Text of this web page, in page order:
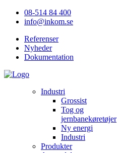
08-514 84 400
info@inkom.se
Referenser
Nyheder
Dokumentation
Industri
Grossist
Tog og
jernbanekøretøjer
Ny energi
Industri
Produkter